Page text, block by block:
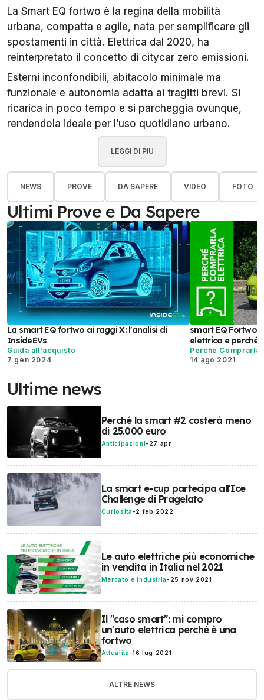
La Smart EQ fortwo è la regina della mobilità
urbana, compatta e agile, nata per semplificare gli
spostamenti in città. Elettrica dal 2020, ha
reinterpretato il concetto di citycar zero emissioni.
Esterni inconfondibili, abitacolo minimale ma
funzionale e autonomia adatta ai tragitti brevi. Si
ricarica in poco tempo e si parcheggia ovunque,
rendendola ideale per l’uso quotidiano urbano.
LEGGI DI PIÙ
NEWS PROVE DA SAPERE VIDEO FOTO
Ultimi Prove e Da Sapere
La smart EQ fortwo ai raggi X: l'analisi di
InsideEVs
Guida all'acquisto
7 gen 2024
smart EQ Fortwo
elettrica e perché
Perché Comprarla
14 ago 2021
Ultime news
Perché la smart #2 costerà meno
di 25.000 euro
Anticipazioni- 27 apr
La smart e-cup partecipa all'Ice
Challenge di Pragelato
Curiosità -2 feb 2022
Le auto elettriche più economiche
in vendita in Italia nel 2021
Mercato e industria - 25 nov 2021
Il "caso smart": mi compro
un'auto elettrica perché è una
fortwo
Attualità -16 lug 2021
ALTRE NEWS